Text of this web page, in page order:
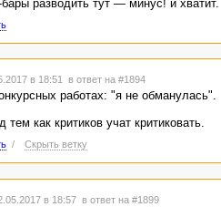
разводить тут — минус! и хватит.
в 18:51 в ответ на #1894
работах: "я не обманулась".
как критиков учат критиковать.
/ Скрыть ветку
в 18:57 в ответ на #1899